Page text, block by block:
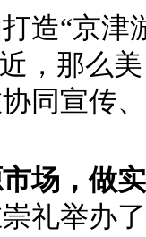
造“京
，那么
同宣传
场，做
礼举办